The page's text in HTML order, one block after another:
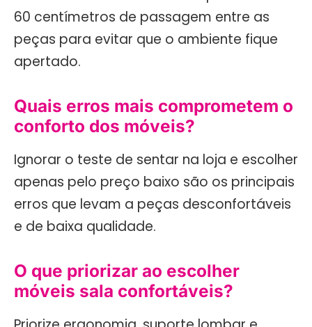
60 centímetros de passagem entre as
peças para evitar que o ambiente fique
apertado.
Quais erros mais comprometem o
conforto dos móveis?
Ignorar o teste de sentar na loja e escolher
apenas pelo preço baixo são os principais
erros que levam a peças desconfortáveis
e de baixa qualidade.
O que priorizar ao escolher
móveis sala confortáveis?